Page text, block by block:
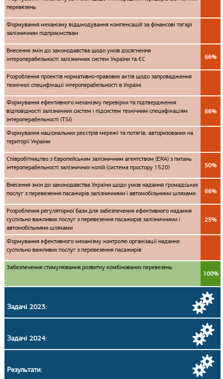
перевезень
Формування механізму відшкодування компенсацій за фінансові тягарі
залізничним підприємствам
Внесення змін до законодавства щодо умов досягнення
інтероперабельності залізничних систем України та ЄС
66%
Розроблення проектів нормативно-правових актів щодо запровадження
технічної специфікації інтероперабельності в Україні
Формування ефективного механізму перевірки та підтвердження
відповідності залізничних систем і підсистем технічним специфікаціям
інтероперабельності (TSI)
66%
Формування національних реєстрів мережі та потягів, авторизованих на
території України
Співробітництво з Європейським залізничним агентством (ERA) з питань
інтероперабельності залізничних колій (система простору 1520)
50%
Внесення змін до законодавства України щодо умов надання громадських
послуг з перевезення пасажирів залізничними і автомобільними шляхами
66%
Розроблення регуляторної бази для забезпечення ефективного надання
суспільно важливих послуг з перевезення пасажирів залізничними і
автомобільними шляхами
25%
Формування ефективного механізму контролю організації надання
суспільно важливих послуг з перевезення пасажирів
Забезпечення стимулювання розвитку комбінованих перевезень
100%
Задачі 2023:
Задачі 2024:
Результати: